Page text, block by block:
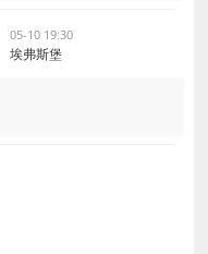
05-10 19:30
埃弗斯堡